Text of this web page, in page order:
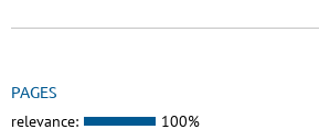
PAGES
relevance: 100%